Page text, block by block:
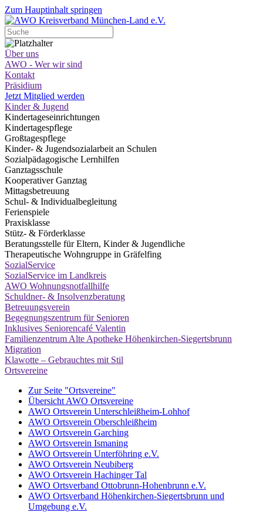
Zum Hauptinhalt springen
Über uns
AWO - Wer wir sind
Kontakt
Präsidium
Jetzt Mitglied werden
Kinder & Jugend
Kindertageseinrichtungen
Kindertagespflege
Großtagespflege
Kinder- & Jugendsozialarbeit an Schulen
Sozialpädagogische Lernhilfen
Ganztagsschule
Kooperativer Ganztag
Mittagsbetreuung
Schul- & Individualbegleitung
Ferienspiele
Praxisklasse
Stütz- & Förderklasse
Beratungsstelle für Eltern, Kinder & Jugendliche
Therapeutische Wohngruppe in Gräfelfing
SozialService
SozialService im Landkreis
AWO Wohnungsnotfallhilfe
Schuldner- & Insolvenzberatung
Betreuungsverein
Begegnungszentrum für Senioren
Inklusives Seniorencafé Valentin
Familienzentrum Alte Apotheke Höhenkirchen-Siegertsbrunn
Migration
Klawotte – Gebrauchtes mit Stil
Ortsvereine
Zur Seite "Ortsvereine"
Übersicht AWO Ortsvereine
AWO Ortsverein Unterschleißheim-Lohhof
AWO Ortsverein Oberschleißheim
AWO Ortsverein Garching
AWO Ortsverein Ismaning
AWO Ortsverein Unterföhring e.V.
AWO Ortsverein Neubiberg
AWO Ortsverein Hachinger Tal
AWO Ortsverband Ottobrunn-Hohenbrunn e.V.
AWO Ortsverband Höhenkirchen-Siegertsbrunn und
Umgebung e.V.